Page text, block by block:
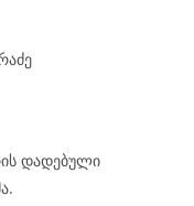
დადებული